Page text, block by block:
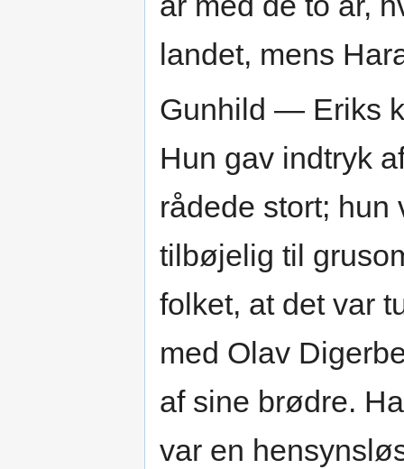
landet, mens
Gunhild — Eriks
Hun gav indtryk
rådede stort; hun
tilbøjelig til
folket, at det var
med Olav
af sine brødre.
var en